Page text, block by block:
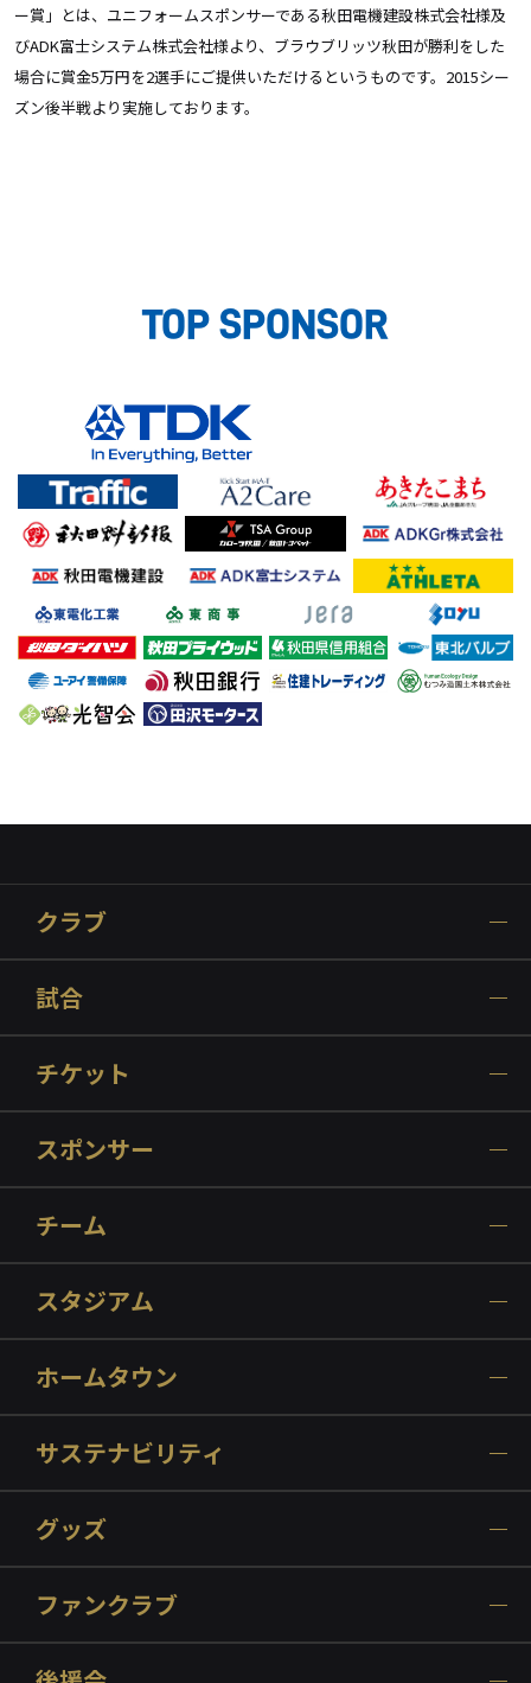
ー賞」とは、ユニフォームスポンサーである秋田電機建設株式会社様及
びADK富士システム株式会社様より、ブラウブリッツ秋田が勝利をした
場合に賞金5万円を2選手にご提供いただけるというものです。2015シー
ズン後半戦より実施しております。
TOP SPONSOR
クラブ
試合
チケット
スポンサー
チーム
スタジアム
ホームタウン
サステナビリティ
グッズ
ファンクラブ